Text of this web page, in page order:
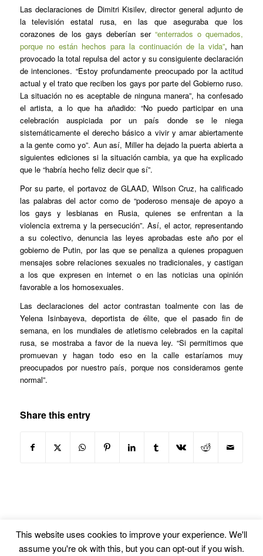
Las declaraciones de Dimitri Kisilev, director general adjunto de
la televisión estatal rusa, en las que aseguraba que los
corazones de los gays deberían ser “enterrados o quemados,
porque no están hechos para la continuación de la vida”, han
provocado la total repulsa del actor y su consiguiente declaración
de intenciones. “Estoy profundamente preocupado por la actitud
actual y el trato que reciben los gays por parte del Gobierno ruso.
La situación no es aceptable de ninguna manera”, ha confesado
el artista, a lo que ha añadido: “No puedo participar en una
celebración auspiciada por un país donde se le niega
sistemáticamente el derecho básico a vivir y amar abiertamente
a la gente como yo”. Aun así, Miller ha dejado la puerta abierta a
siguientes ediciones si la situación cambia, ya que ha explicado
que le “habría hecho feliz decir que sí”.
Por su parte, el portavoz de GLAAD, Wilson Cruz, ha calificado
las palabras del actor como de “poderoso mensaje de apoyo a
los gays y lesbianas en Rusia, quienes se enfrentan a la
violencia extrema y la persecución”. Así, el actor, representando
a su colectivo, denuncia las leyes aprobadas este año por el
gobierno de Putin, por las que se penaliza a quienes propaguen
mensajes sobre relaciones sexuales no tradicionales, y castigan
a los que expresen en internet o en las noticias una opinión
favorable a los homosexuales.
Las declaraciones del actor contrastan toalmente con las de
Yelena Isinbayeva, deportista de élite, que el pasado fin de
semana, en los mundiales de atletismo celebrados en la capital
rusa, se mostraba a favor de la nueva ley. “Si permitimos que
promuevan y hagan todo eso en la calle estaríamos muy
preocupados por nuestro país, porque nos consideramos gente
normal”.
Share this entry
This website uses cookies to improve your experience. We'll
assume you're ok with this, but you can opt-out if you wish.